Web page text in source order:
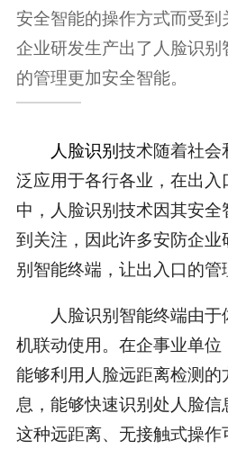
安全智能的操作方式而受
企业研发生产出了人脸识别
的管理更加安全智能。
人脸识别技术随着社
泛应用于各行各业，在出
中，人脸识别技术因其安
到关注，因此许多安防企
别智能终端，让出入口的管
人脸识别智能终端由于
机联动使用。在企事业单
能够利用人脸远距离检测
息，能够快速识别处人脸信
这种远距离、无接触式操